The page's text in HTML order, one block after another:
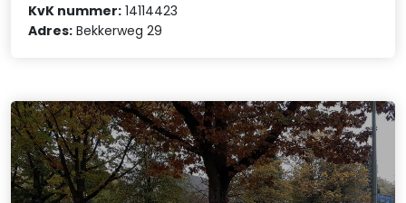
KvK nummer: 14114423
Adres: Bekkerweg 29